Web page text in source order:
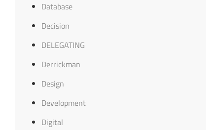
Database
Decision
DELEGATING
Derrickman
Design
Development
Digital